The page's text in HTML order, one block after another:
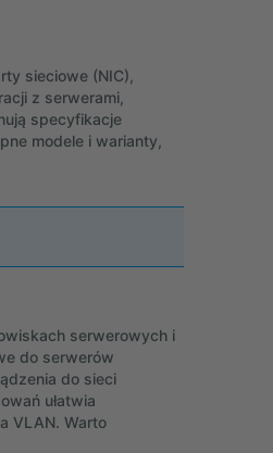
sieciowe (NIC),
z serwerami,
specyfikacje
modele i warianty,
serwerowych i
do serwerów
do sieci
ułatwia
VLAN. Warto